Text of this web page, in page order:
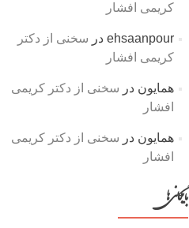
کریمی افشار
ehsaanpourدر سخنی از دکتر
کریمی افشار
همایون در سخنی از دکتر کریمی
افشار
همایون در سخنی از دکتر کریمی
افشار
بایگانی‌ها